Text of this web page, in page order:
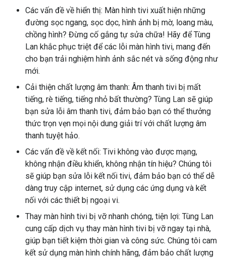
Các vấn đề về hiển thị: Màn hình tivi xuất hiện những
đường sọc ngang, sọc dọc, hình ảnh bị mờ, loang màu,
chồng hình? Đừng cố gắng tự sửa chữa! Hãy để Tùng
Lan khắc phục triệt để các lỗi màn hình tivi, mang đến
cho bạn trải nghiệm hình ảnh sắc nét và sống động như
mới.
Cải thiện chất lượng âm thanh: Âm thanh tivi bị mất
tiếng, rè tiếng, tiếng nhỏ bất thường? Tùng Lan sẽ giúp
bạn sửa lỗi âm thanh tivi, đảm bảo bạn có thể thưởng
thức trọn vẹn mọi nội dung giải trí với chất lượng âm
thanh tuyệt hảo.
Các vấn đề về kết nối: Tivi không vào được mạng,
không nhận điều khiển, không nhận tín hiệu? Chúng tôi
sẽ giúp bạn sửa lỗi kết nối tivi, đảm bảo bạn có thể dễ
dàng truy cập internet, sử dụng các ứng dụng và kết
nối với các thiết bị ngoại vi.
Thay màn hình tivi bị vỡ nhanh chóng, tiện lợi: Tùng Lan
cung cấp dịch vụ thay màn hình tivi bị vỡ ngay tại nhà,
giúp bạn tiết kiệm thời gian và công sức. Chúng tôi cam
kết sử dụng màn hình chính hãng, đảm bảo chất lượng